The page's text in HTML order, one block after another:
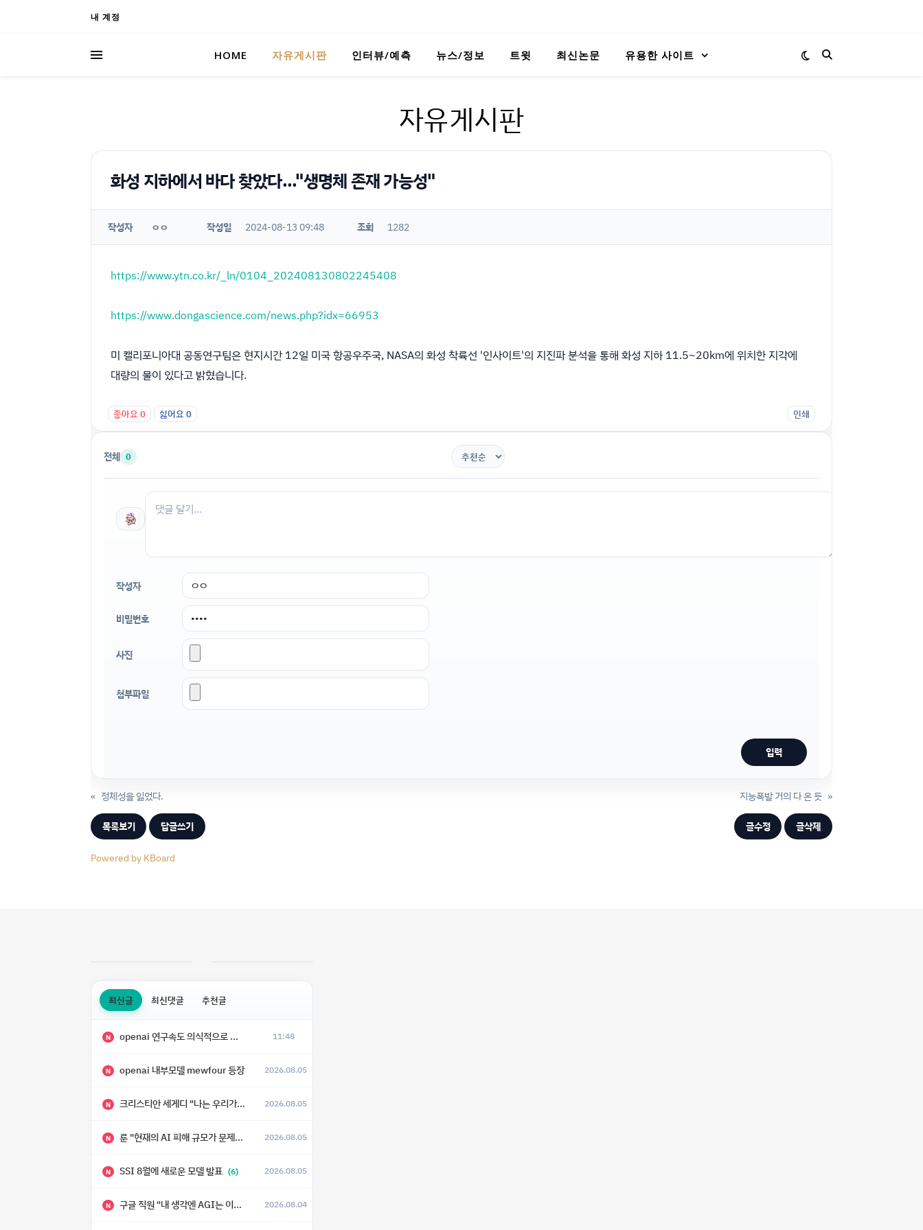
내 계정
HOME 자유게시판 인터뷰/예측 뉴스/정보 트윗 최신논문 유용한 사이트
자유게시판
화성 지하에서 바다 찾았다..."생명체 존재 가능성"
작성자 ㅇㅇ 작성일 2024-08-13 09:48 조회 1282
https://www.ytn.co.kr/_ln/0104_202408130802245408
https://www.dongascience.com/news.php?idx=66953
미 캘리포니아대 공동연구팀은 현지시간 12일 미국 항공우주국, NASA의 화성 착륙선 '인사이트'의 지진파 분석을 통해 화성 지하 11.5~20km에 위치한 지각에
대량의 물이 있다고 밝혔습니다.
좋아요0 싫어요0 인쇄
전체 0
작성자
비밀번호
사진
첨부파일
« 정체성을 잃었다. 지능폭발 거의 다 온 듯 »
목록보기 답글쓰기 글수정 글삭제
Powered by KBoard
최신글 최신댓글 추천글
N openai 연구속도 의식적으로 늦추고 있다 11:48
N openai 내부모델 mewfour 등장 2026.08.05
N 크리스티안 세게디 "나는 우리가 "Fuck!!" 단계를 피할 수 있기를 바랄 뿐" 2026.08.05
N 룬 "현재의 AI 피해 규모가 문제가 아니라, 자기복제·탈출·확산이 가능한 지능형 시스템의 피해에는 이론적으로 상한이 없다는 것이 문제" 2026.08.05
N SSI 8월에 새로운 모델 발표 (6) 2026.08.05
N 구글 직원 "내 생각엔 AGI는 이미 와 있다." 2026.08.04